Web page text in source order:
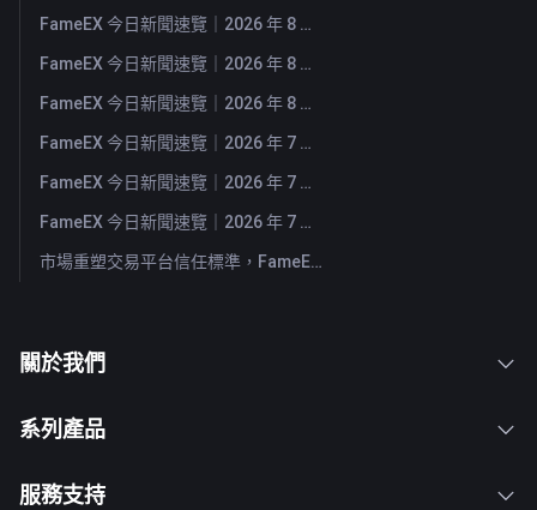
FameEX 今日新聞速覽｜2026 年 8 月 5 日
FameEX 今日新聞速覽｜2026 年 8 月 4 日
FameEX 今日新聞速覽｜2026 年 8 月 3 日
FameEX 今日新聞速覽｜2026 年 7 月 31 日
FameEX 今日新聞速覽｜2026 年 7 月 30 日
FameEX 今日新聞速覽｜2026 年 7 月 29 日
市場重塑交易平台信任標準，FameEX 以八年穩健營運持續服務全球用戶
關於我們
系列產品
服務支持